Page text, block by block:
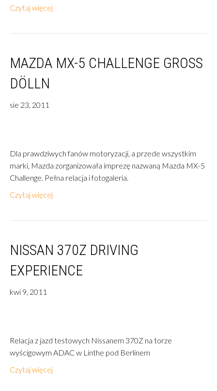
Czytaj więcej
MAZDA MX-5 CHALLENGE GROSS D
ÖLLN
sie 23, 2011
Dla prawdziwych fanów motoryzacji, a przede wszystkim
marki, Mazda zorganizowała imprezę nazwaną Mazda MX-5
Challenge. Pełna relacja i fotogaleria.
Czytaj więcej
NISSAN 370Z DRIVING
EXPERIENCE
kwi 9, 2011
Relacja z jazd testowych Nissanem 370Z na torze
wyścigowym ADAC w Linthe pod Berlinem
Czytaj więcej